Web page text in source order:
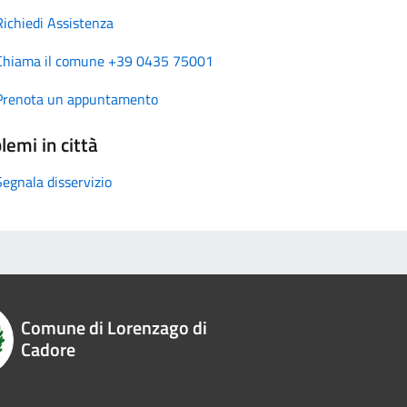
Assistenza
il comune +39 0435 75001
un appuntamento
in città
disservizio
Comune di Lorenzago di
Cadore